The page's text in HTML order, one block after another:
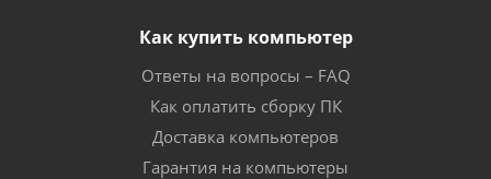
Как купить компьютер
Ответы на вопросы – FAQ
Как оплатить сборку ПК
Доставка компьютеров
Гарантия на компьютеры